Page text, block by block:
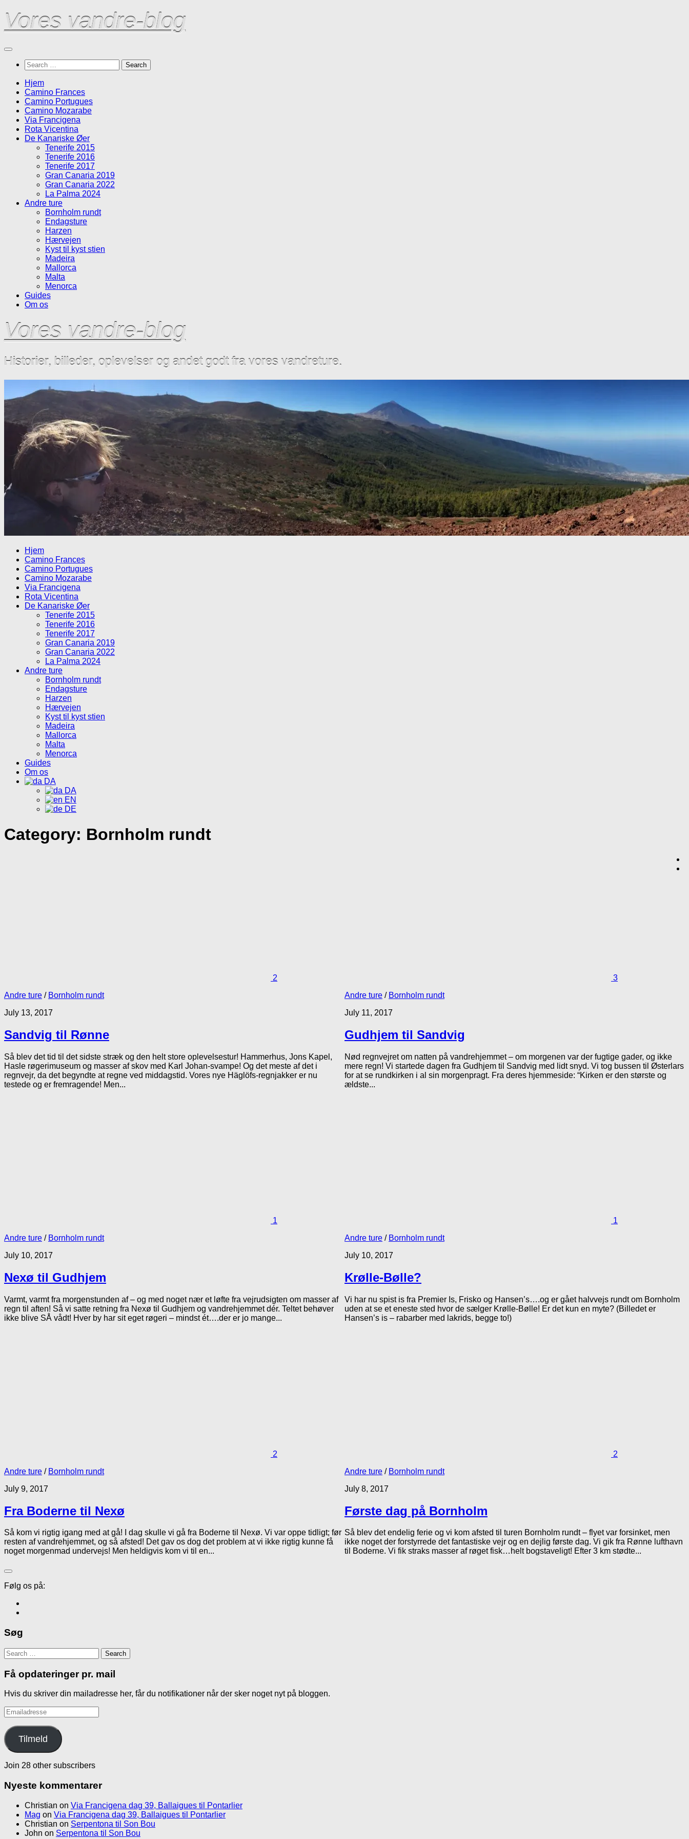
Skip
to
content
Vores vandre-blog
Search
for:
Hjem
Camino Frances
Camino Portugues
Camino Mozarabe
Via Francigena
Rota Vicentina
De Kanariske Øer
Tenerife 2015
Tenerife 2016
Tenerife 2017
Gran Canaria 2019
Gran Canaria 2022
La Palma 2024
Andre ture
Bornholm rundt
Endagsture
Harzen
Hærvejen
Kyst til kyst stien
Madeira
Mallorca
Malta
Menorca
Guides
Om os
Vores vandre-blog
Historier, billeder, oplevelser og andet godt fra vores vandreture.
Hjem
Camino Frances
Camino Portugues
Camino Mozarabe
Via Francigena
Rota Vicentina
De Kanariske Øer
Tenerife 2015
Tenerife 2016
Tenerife 2017
Gran Canaria 2019
Gran Canaria 2022
La Palma 2024
Andre ture
Bornholm rundt
Endagsture
Harzen
Hærvejen
Kyst til kyst stien
Madeira
Mallorca
Malta
Menorca
Guides
Om os
DA
DA
EN
DE
Category: Bornholm rundt
2
Andre ture / Bornholm rundt
July 13, 2017
Sandvig til Rønne
Så blev det tid til det sidste stræk og den helt store oplevelsestur! Hammerhus, Jons Kapel,
Hasle røgerimuseum og masser af skov med Karl Johan-svampe! Og det meste af det i
regnvejr, da det begyndte at regne ved middagstid. Vores nye Häglöfs-regnjakker er nu
testede og er fremragende! Men...
3
Andre ture / Bornholm rundt
July 11, 2017
Gudhjem til Sandvig
Nød regnvejret om natten på vandrehjemmet – om morgenen var der fugtige gader, og ikke
mere regn! Vi startede dagen fra Gudhjem til Sandvig med lidt snyd. Vi tog bussen til Østerlars
for at se rundkirken i al sin morgenpragt. Fra deres hjemmeside: “Kirken er den største og
ældste...
1
Andre ture / Bornholm rundt
July 10, 2017
Nexø til Gudhjem
Varmt, varmt fra morgenstunden af – og med noget nær et løfte fra vejrudsigten om masser af
regn til aften! Så vi satte retning fra Nexø til Gudhjem og vandrehjemmet dér. Teltet behøver
ikke blive SÅ vådt! Hver by har sit eget røgeri – mindst ét….der er jo mange...
1
Andre ture / Bornholm rundt
July 10, 2017
Krølle-Bølle?
Vi har nu spist is fra Premier Is, Frisko og Hansen’s….og er gået halvvejs rundt om Bornholm
uden at se et eneste sted hvor de sælger Krølle-Bølle! Er det kun en myte? (Billedet er
Hansen’s is – rabarber med lakrids, begge to!)
2
Andre ture / Bornholm rundt
July 9, 2017
Fra Boderne til Nexø
Så kom vi rigtig igang med at gå! I dag skulle vi gå fra Boderne til Nexø. Vi var oppe tidligt; før
resten af vandrehjemmet, og så afsted! Det gav os dog det problem at vi ikke rigtig kunne få
noget morgenmad undervejs! Men heldigvis kom vi til en...
2
Andre ture / Bornholm rundt
July 8, 2017
Første dag på Bornholm
Så blev det endelig ferie og vi kom afsted til turen Bornholm rundt – flyet var forsinket, men
ikke noget der forstyrrede det fantastiske vejr og en dejlig første dag. Vi gik fra Rønne lufthavn
til Boderne. Vi fik straks masser af røget fisk…helt bogstaveligt! Efter 3 km stødte...
Følg os på:
Søg
Search
for:
Få opdateringer pr. mail
Hvis du skriver din mailadresse her, får du notifikationer når der sker noget nyt på bloggen.
Emailadresse
Tilmeld
Join 28 other subscribers
Nyeste kommentarer
Christian on Via Francigena dag 39, Ballaigues til Pontarlier
Mag on Via Francigena dag 39, Ballaigues til Pontarlier
Christian on Serpentona til Son Bou
John on Serpentona til Son Bou